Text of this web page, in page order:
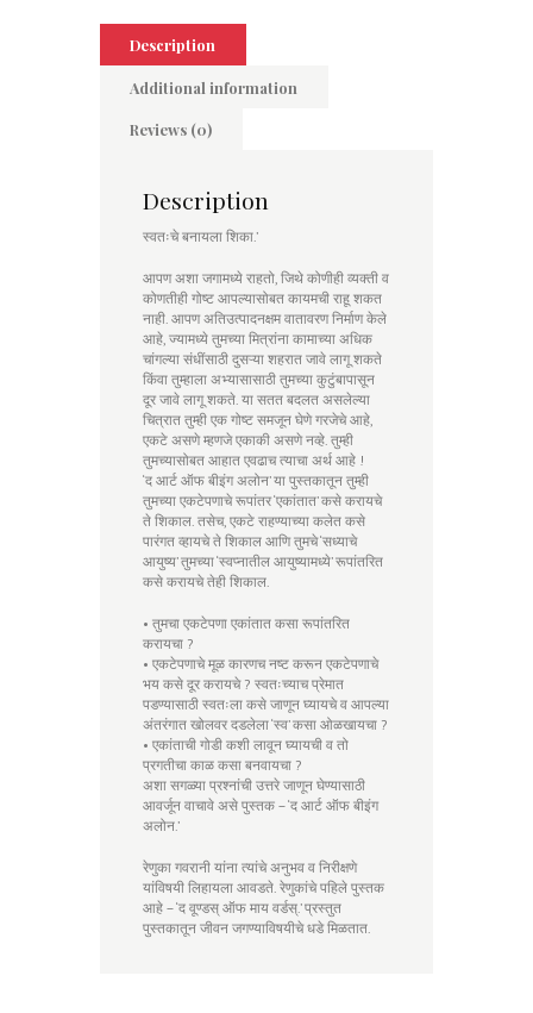
Description
Additional information
Reviews (0)
Description
स्वतःचे बनायला शिका.’
आपण अशा जगामध्ये राहतो, जिथे कोणीही व्यक्ती व
कोणतीही गोष्ट आपल्यासोबत कायमची राहू शकत
नाही. आपण अतिउत्पादनक्षम वातावरण निर्माण केले
आहे, ज्यामध्ये तुमच्या मित्रांना कामाच्या अधिक
चांगल्या संधींसाठी दुसऱ्या शहरात जावे लागू शकते
किंवा तुम्हाला अभ्यासासाठी तुमच्या कुटुंबापासून
दूर जावे लागू शकते. या सतत बदलत असलेल्या
चित्रात तुम्ही एक गोष्ट समजून घेणे गरजेचे आहे,
एकटे असणे म्हणजे एकाकी असणे नव्हे. तुम्ही
तुमच्यासोबत आहात एवढाच त्याचा अर्थ आहे !
‘द आर्ट ऑफ बीइंग अलोन’ या पुस्तकातून तुम्ही
तुमच्या एकटेपणाचे रूपांतर ‘एकांतात’ कसे करायचे
ते शिकाल. तसेच, एकटे राहण्याच्या कलेत कसे
पारंगत व्हायचे ते शिकाल आणि तुमचे ‘सध्याचे
आयुष्य’ तुमच्या ‘स्वप्नातील आयुष्यामध्ये’ रूपांतरित
कसे करायचे तेही शिकाल.
• तुमचा एकटेपणा एकांतात कसा रूपांतरित
करायचा ?
• एकटेपणाचे मूळ कारणच नष्ट करून एकटेपणाचे
भय कसे दूर करायचे ? स्वतःच्याच प्रेमात
पडण्यासाठी स्वतःला कसे जाणून घ्यायचे व आपल्या
अंतरंगात खोलवर दडलेला ‘स्व’ कसा ओळखायचा ?
• एकांताची गोडी कशी लावून घ्यायची व तो
प्रगतीचा काळ कसा बनवायचा ?
अशा सगळ्या प्रश्नांची उत्तरे जाणून घेण्यासाठी
आवर्जून वाचावे असे पुस्तक – ‘द आर्ट ऑफ बीइंग
अलोन.’
रेणुका गवरानी यांना त्यांचे अनुभव व निरीक्षणे
यांविषयी लिहायला आवडते. रेणुकांचे पहिले पुस्तक
आहे – ‘द वूण्डस् ऑफ माय वर्डस्.’ प्रस्तुत
पुस्तकातून जीवन जगण्याविषयीचे धडे मिळतात.